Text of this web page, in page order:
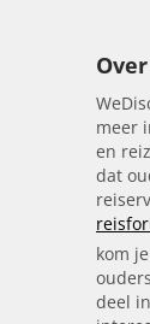
meer
en
dat
kom
deel